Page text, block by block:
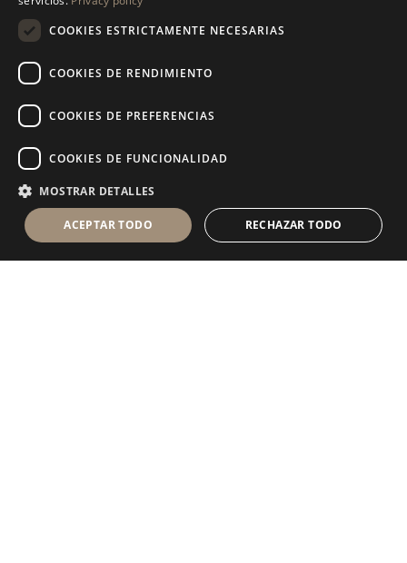
COOKIES ESTRICTAMENTE NECESARIAS
COOKIES DE RENDIMIENTO
COOKIES DE PREFERENCIAS
COOKIES DE FUNCIONALIDAD
MOSTRAR DETALLES
ACEPTAR TODO RECHAZAR TODO